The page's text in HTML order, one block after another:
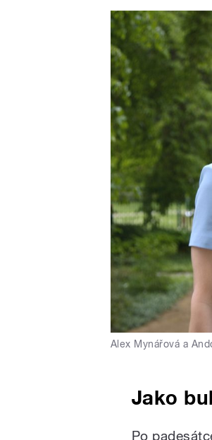
Alex Mynářová a
Jako
Po